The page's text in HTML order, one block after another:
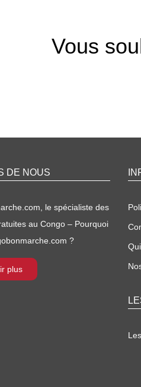
Vous
DE NOUS
le spécialiste des
au Congo – Pourquoi
?
plus